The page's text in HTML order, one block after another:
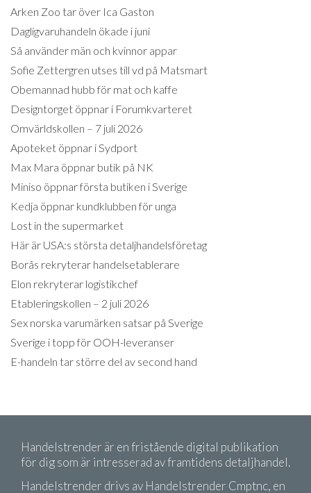
Arken Zoo tar över Ica Gaston
Dagligvaruhandeln ökade i juni
Så använder män och kvinnor appar
Sofie Zettergren utses till vd på Matsmart
Obemannad hubb för mat och kaffe
Designtorget öppnar i Forumkvarteret
Omvärldskollen – 7 juli 2026
Apoteket öppnar i Sydport
Max Mara öppnar butik på NK
Miniso öppnar första butiken i Sverige
Kedja öppnar kundklubben för unga
Lost in the supermarket
Här är USA:s största detaljhandelsföretag
Borås rekryterar handelsetablerare
Elon rekryterar logistikchef
Etableringskollen – 2 juli 2026
Sex norska varumärken satsar på Sverige
Sverige i topp för OOH-leveranser
E-handeln tar större del av second hand
Handelstrender är en fristående digital publikation
för dig som är intresserad av framtidens detaljhandel.
Handelstrender drivs av Handelstrender Cmptnc, en